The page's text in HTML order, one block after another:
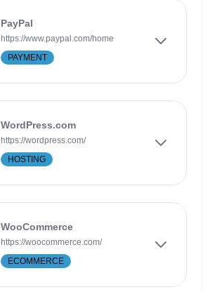
PayPal
https://www.paypal.com/home
PAYMENT
WordPress.com
https://wordpress.com/
HOSTING
WooCommerce
https://woocommerce.com/
ECOMMERCE